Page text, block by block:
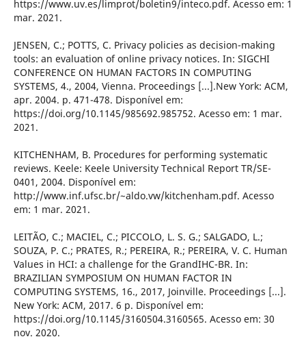
https://www.uv.es/limprot/boletin9/inteco.pdf. Acesso em: 1
mar. 2021.
JENSEN, C.; POTTS, C. Privacy policies as decision-making
tools: an evaluation of online privacy notices. In: SIGCHI
CONFERENCE ON HUMAN FACTORS IN COMPUTING
SYSTEMS, 4., 2004, Vienna. Proceedings [...].New York: ACM,
apr. 2004. p. 471-478. Disponível em:
https://doi.org/10.1145/985692.985752. Acesso em: 1 mar.
2021.
KITCHENHAM, B. Procedures for performing systematic
reviews. Keele: Keele University Technical Report TR/SE-
0401, 2004. Disponível em:
http://www.inf.ufsc.br/~aldo.vw/kitchenham.pdf. Acesso
em: 1 mar. 2021.
LEITÃO, C.; MACIEL, C.; PICCOLO, L. S. G.; SALGADO, L.;
SOUZA, P. C.; PRATES, R.; PEREIRA, R.; PEREIRA, V. C. Human
Values in HCI: a challenge for the GrandIHC-BR. In:
BRAZILIAN SYMPOSIUM ON HUMAN FACTOR IN
COMPUTING SYSTEMS, 16., 2017, Joinville. Proceedings [...].
New York: ACM, 2017. 6 p. Disponível em:
https://doi.org/10.1145/3160504.3160565. Acesso em: 30
nov. 2020.